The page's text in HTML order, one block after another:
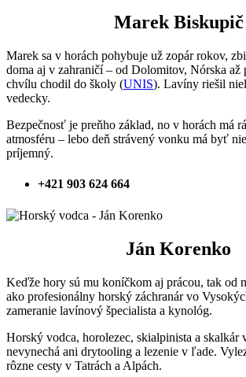
Marek Biskupič
Marek sa v horách pohybuje už zopár rokov,
doma aj v zahraničí – od Dolomitov, Nórska až
chvílu chodil do školy (UNIS). Lavíny riešil
vedecky.
Bezpečnosť je preňho základ, no v horách má
atmosféru – lebo deň strávený vonku má byť
príjemný.
+421 903 624 664
Ján Korenko
Keďže hory sú mu koníčkom aj prácou, tak od
ako profesionálny horský záchranár vo
zameranie lavínový špecialista a kynológ.
Horský vodca, horolezec, skialpinista a skalkár
nevynechá ani drytooling a lezenie v ľade.
rôzne cesty v Tatrách a Alpách.